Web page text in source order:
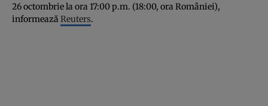
26 octombrie la ora 17:00 p.m. (18:00, ora României),
informează Reuters.